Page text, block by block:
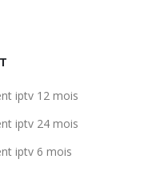
iptv 12 mois
iptv 24 mois
iptv 6 mois